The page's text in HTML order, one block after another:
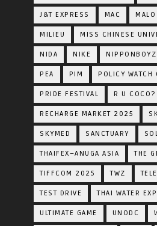
J&T EXPRESS MAC
MILIEU MISS CHINESE
NIDA NIKE NIPPONBOYZ
PEA PIM POLICY WATCH
PRIDE FESTIVAL R U COCO?
RECHARGE MARKET 2025
SKYMED SANCTUARY
THAIFEX–ANUGA ASIA THE
TIFFCOM 2025 TWZ
TEST DRIVE THAI WATER
ULTIMATE GAME UNODC